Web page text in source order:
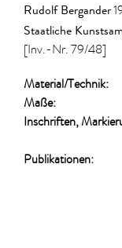
Rudolf Bergander
Staatliche
[Inv.-Nr. 79/48]
Material/​Technik:
Maße:
Inschriften,
Publikationen: